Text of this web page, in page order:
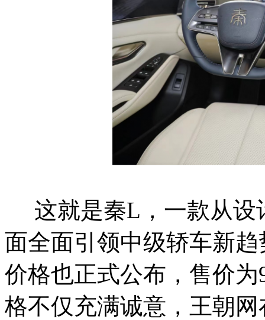
这就是秦L，一款从设
面全面引领中级轿车新
价格也正式公布，售价
格不仅充满诚意，王朝